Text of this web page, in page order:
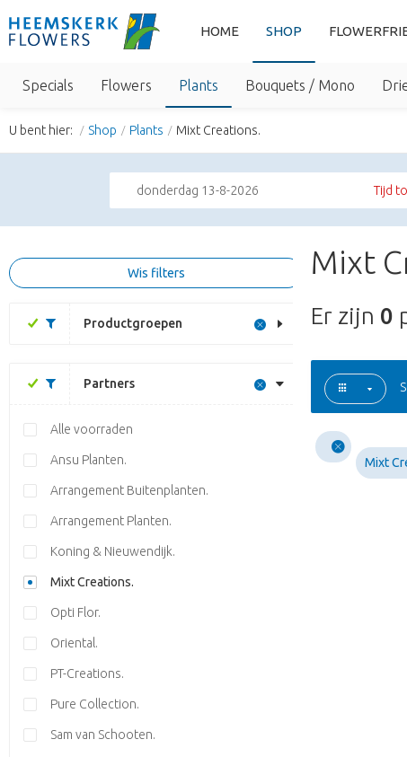
HOME SHOP
Specials Flowers Plants Bouquets / Mono
U bent hier: Shop Plants Mixt Creations.
donderdag 13-8-2026 Tijd
Wis filters
Productgroepen
Partners
Alle voorraden
Ansu Planten.
Arrangement Buitenplanten.
Arrangement Planten.
Koning & Nieuwendijk.
Mixt Creations.
Opti Flor.
Oriental.
PT-Creations.
Pure Collection.
Sam van Schooten.
Mixt
Er zijn 0
Mixt